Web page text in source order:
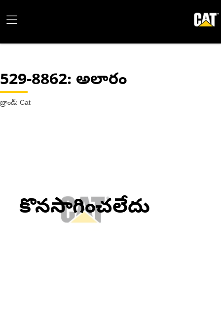
529-8862: అలారం
బ్రాండ్: Cat
కొనసాగించలేదు